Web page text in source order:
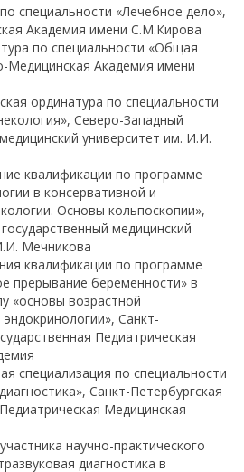
специальности «Лечебное дело»,
Академия имени С.М.Кирова
по специальности «Общая
Медицинская Академия имени
ординатура по специальности
Северо-Западный
университет им. И.И.
квалификации по программе
в консервативной и
Основы кольпоскопии»,
медицинский
Мечникова
квалификации по программе
прерывание беременности» в
«основы возрастной
эндокринологии», Санкт-
Педиатрическая
специализация по специальности
Санкт-Петербургская
Медицинская
научно-практического
диагностика в